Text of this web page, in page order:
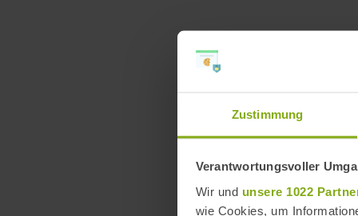
Zustimmung
Verantwortungsvoller
Wir und unsere 1022
wie Cookies, um